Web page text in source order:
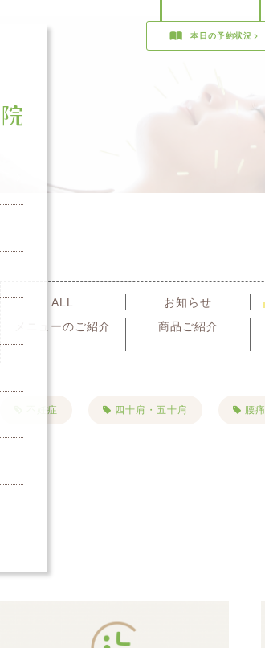
本日の予約状況
ALL お知らせ
メニューのご紹介
商品ご紹介
不妊症 四十肩・五十肩 腰痛